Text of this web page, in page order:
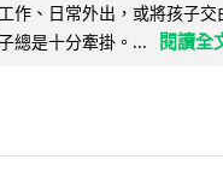
作、日常外出，或將孩子交
總是十分牽掛。...
閱讀全